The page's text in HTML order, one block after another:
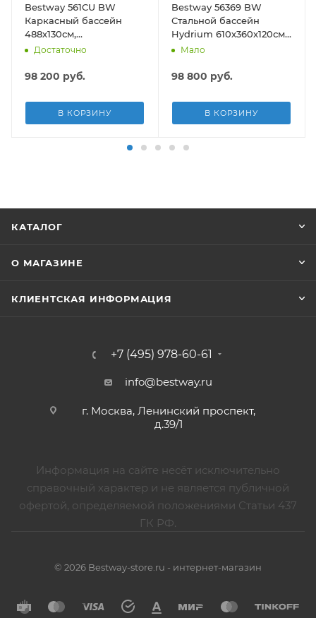
Bestway 561CU BW
Каркасный бассейн
488х130см,
композитный, 21490л,
лестн, тент, подст, дисп.
Достаточно
98 200 руб.
В КОРЗИНУ
Bestway 56369 BW
Стальной бассейн
Hydrium 610х360х120см,
19929л, песч.фил.-нас
подст.
Мало
98 800 руб.
В КОРЗИНУ
КАТАЛОГ
О МАГАЗИНЕ
КЛИЕНТСКАЯ ИНФОРМАЦИЯ
+7 (495) 978-60-61
info@bestway.ru
г. Москва, Ленинский проспект,
д.39/1
Информация на сайте несёт исключительно
справочный характер и не является публичной
офертой, определяемой положениями Статьи 437
ГК РФ.
© 2026 Bestway-store.ru - интернет-магазин